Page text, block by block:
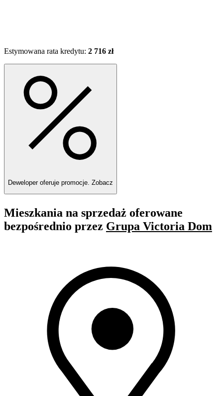
Estymowana rata kredytu: 2 716 zł
Deweloper oferuje promocje. Zobacz
Mieszkania na sprzedaż oferowane
bezpośrednio przez Grupa Victoria Dom